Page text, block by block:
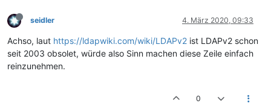
seidler 4. März 2020, 09:33
Achso, laut https://ldapwiki.com/wiki/LDAPv2 ist LDAPv2 schon
seit 2003 obsolet, würde also Sinn machen diese Zeile einfach
reinzunehmen.
0